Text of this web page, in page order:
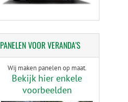
PANELENVOOR VERANDA'S
Wij maken panelen op maat.
Bekijk hier enkele
voorbeelden